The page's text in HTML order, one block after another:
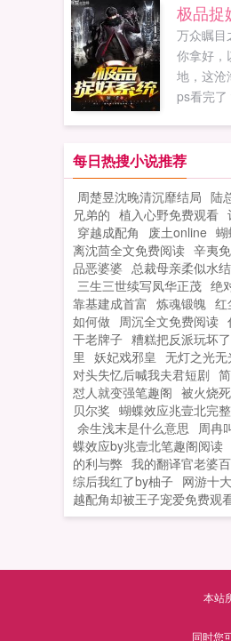
极品捉
万众瞩目
你拿好，
地，这沧
ps看完
每日热搜小说推荐
周楚昱沈晚清沉靡结局 陆
兄弟的 植入心野免费观看
穿越成配角
废土online
离沈茴全文免费阅读 辛夷
品恶婆婆 总裁母亲柔似水
三生三世续写凤华正茂 绝
靠基建成首富 炼魂锻魄 红
如何做 周沉全文免费阅读
干老牌子 糟糕把反派玩坏
里 妖妃戏邪皇 无灯之光
对头失忆后喊我夫君短剧
怼人就变强笔趣阁 被火烧
贝尔奖 蝴蝶效应兆壹北完
余生浅末是什么意思 周冉
蝶效应by兆壹北笔趣阁阅读
的利与弊 我的翻译官老婆
综后我红了by柚子 网游十
越配角却被王子宠爱免费观
本站
同时您